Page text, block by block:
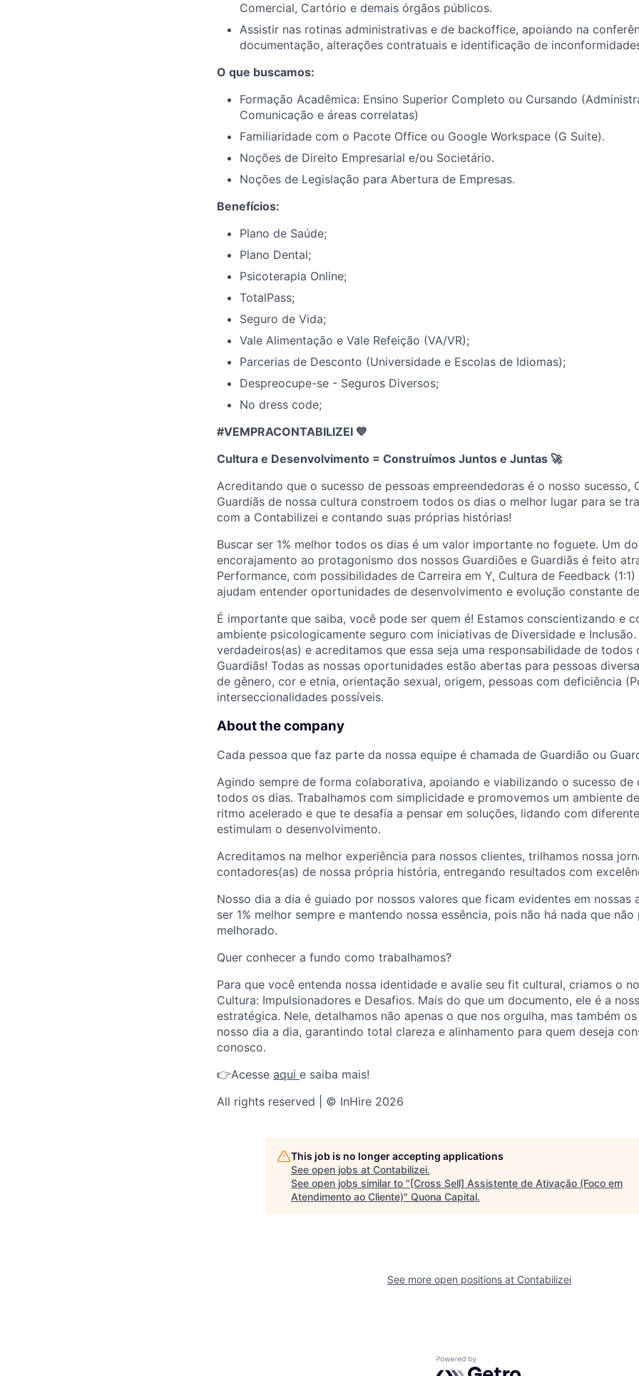
Comercial, Cartório e demais órgãos públicos.
Assistir nas rotinas administrativas e de backoffice, apoiando na
documentação, alterações contratuais e identificação de
O que buscamos:
Formação Acadêmica: Ensino Superior Completo ou Cursando
Comunicação e áreas correlatas)
Familiaridade com o Pacote Office ou Google Workspace (G Suite).
Noções de Direito Empresarial e/ou Societário.
Noções de Legislação para Abertura de Empresas.
Benefícios:
Plano de Saúde;
Plano Dental;
Psicoterapia Online;
TotalPass;
Seguro de Vida;
Vale Alimentação e Vale Refeição (VA/VR);
Parcerias de Desconto (Universidade e Escolas de Idiomas);
Despreocupe-se - Seguros Diversos;
No dress code;
#VEMPRACONTABILIZEI 💙
Cultura e Desenvolvimento = Construímos Juntos e Juntas 🚀
Acreditando que o sucesso de pessoas empreendedoras é o nosso sucesso,
Guardiãs de nossa cultura constroem todos os dias o melhor lugar para se
com a Contabilizei e contando suas próprias histórias!
Buscar ser 1% melhor todos os dias é um valor importante no foguete. Um
encorajamento ao protagonismo dos nossos Guardiões e Guardiãs é feito
Performance, com possibilidades de Carreira em Y, Cultura de Feedback
ajudam entender oportunidades de desenvolvimento e evolução constante
É importante que saiba, você pode ser quem é! Estamos conscientizando e
ambiente psicologicamente seguro com iniciativas de Diversidade e Inclusão.
verdadeiros(as) e acreditamos que essa seja uma responsabilidade de todos
Guardiãs! Todas as nossas oportunidades estão abertas para pessoas
de gênero, cor e etnia, orientação sexual, origem, pessoas com deficiência
interseccionalidades possíveis.
About the company
Cada pessoa que faz parte da nossa equipe é chamada de Guardião ou
Agindo sempre de forma colaborativa, apoiando e viabilizando o sucesso de
todos os dias. Trabalhamos com simplicidade e promovemos um ambiente
ritmo acelerado e que te desafia a pensar em soluções, lidando com
estimulam o desenvolvimento.
Acreditamos na melhor experiência para nossos clientes, trilhamos nossa
contadores(as) de nossa própria história, entregando resultados com
Nosso dia a dia é guiado por nossos valores que ficam evidentes em nossas
ser 1% melhor sempre e mantendo nossa essência, pois não há nada que não
melhorado.
Quer conhecer a fundo como trabalhamos?
Para que você entenda nossa identidade e avalie seu fit cultural, criamos o
Cultura: Impulsionadores e Desafios. Mais do que um documento, ele é a
estratégica. Nele, detalhamos não apenas o que nos orgulha, mas também
nosso dia a dia, garantindo total clareza e alinhamento para quem deseja
conosco.
👉Acesse aqui e saiba mais!
All rights reserved | © InHire 2026
This job is no longer accepting applications
See open jobs at Contabilizei.
See open jobs similar to "[Cross Sell] Assistente de Ativação (Foco em
Atendimento ao Cliente)" Quona Capital.
See more open positions at Contabilizei
Powered by Getro.com